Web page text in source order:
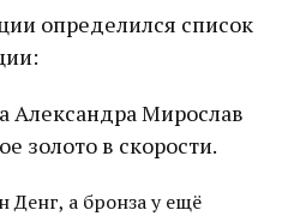
определился список
Александра Мирослав
золото в скорости.
Денг, а бронза у ещё